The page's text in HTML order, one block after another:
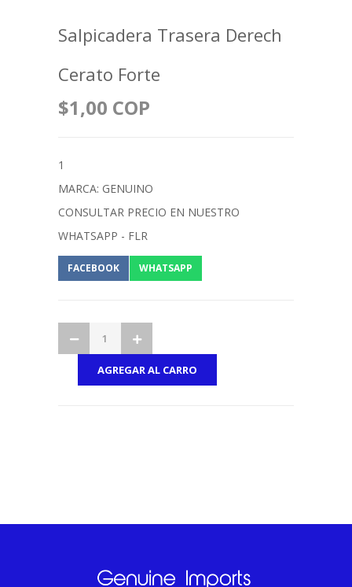
Salpicadera Trasera Derech
Cerato Forte
$1,00 COP
1
MARCA: GENUINO
CONSULTAR PRECIO EN NUESTRO
WHATSAPP - FLR
FACEBOOK WHATSAPP